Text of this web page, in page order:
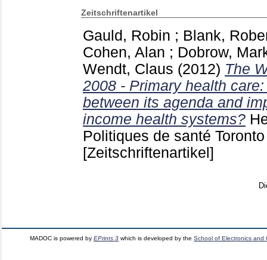
Zeitschriftenartikel
Gauld, Robin ; Blank,
Cohen, Alan ; Dobrow,
Wendt, Claus (2012) The
2008 - Primary health
between its agenda and
income health systems?
Politiques de santé
[Zeitschriftenartikel]
MADOC is powered byEPrints 3 which is developed by theSchool of Electronics and